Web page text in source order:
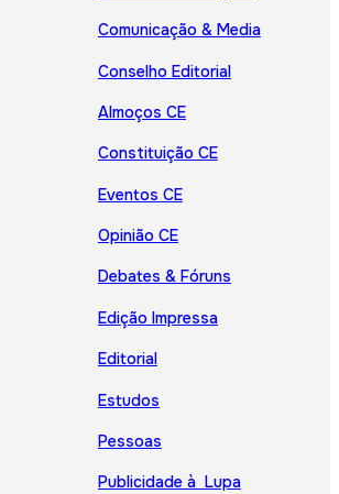
Comunicação & Media
Conselho Editorial
Almoços CE
Constituição CE
Eventos CE
Opinião CE
Debates & Fóruns
Edição Impressa
Editorial
Estudos
Pessoas
Publicidade à Lupa